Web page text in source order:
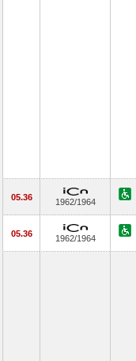
05.36 1962/1964
05.36 1962/1964